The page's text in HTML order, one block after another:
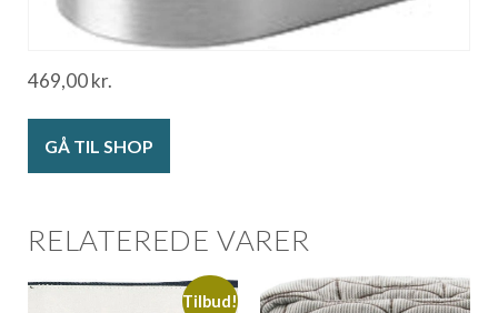
469,00kr.
GÅ TIL SHOP
RELATEREDE VARER
Tilbud!